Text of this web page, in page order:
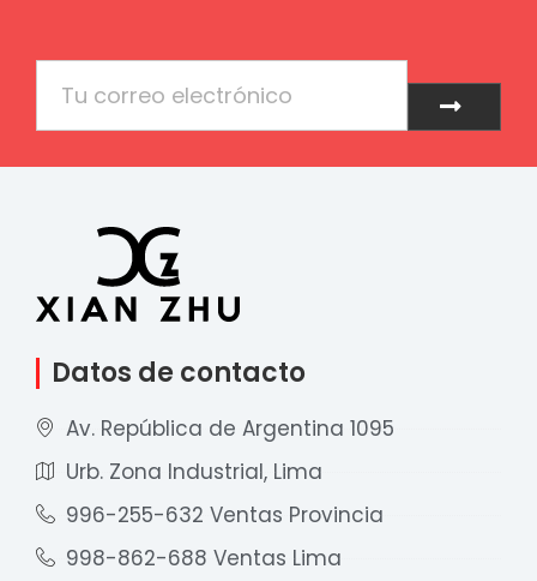
Enviar
Datos de contacto
Av. República de Argentina 1095
Urb. Zona Industrial, Lima
996-255-632 Ventas Provincia
998-862-688 Ventas Lima